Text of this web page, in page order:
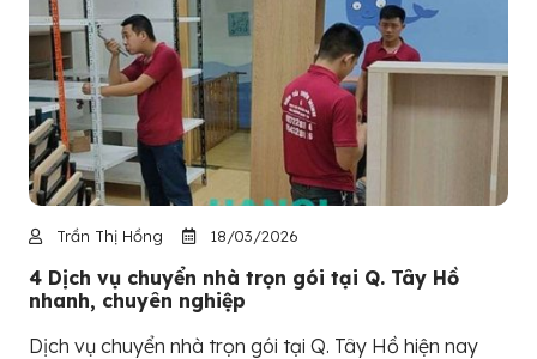
Trần Thị Hồng 18/03/2026
4 Dịch vụ chuyển nhà trọn gói tại Q. Tây Hồ
nhanh, chuyên nghiệp
Dịch vụ chuyển nhà trọn gói tại Q. Tây Hồ hiện nay